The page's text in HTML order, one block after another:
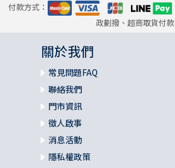
付款方式：
政劃撥、超商取貨付款
關於我們
常見問題FAQ
聯絡我們
門市資訊
徵人啟事
消息活動
隱私權政策